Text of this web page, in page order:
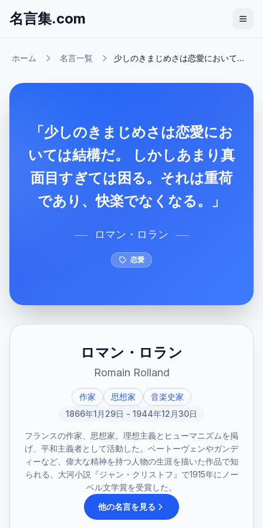
名言集.com
ホーム 名言一覧 少しのきまじめさは恋愛において...
「少しのきまじめさは恋愛にお
いては結構だ。 しかしあまり真
面目すぎては困る。それは重荷
であり、快楽でなくなる。」
── ロマン・ロラン ──
恋愛
ロマン・ロラン
Romain Rolland
作家 思想家
音楽史家
1866年1月29日 - 1944年12月30日
フランスの作家、思想家。理想主義とヒューマニズムを掲
げ、平和主義者として活動した。ベートーヴェンやガンデ
ィーなど、偉大な精神を持つ人物の生涯を描いた作品で知
られる。大河小説『ジャン・クリストフ』で1915年にノー
ベル文学賞を受賞した。
他の名言を見る